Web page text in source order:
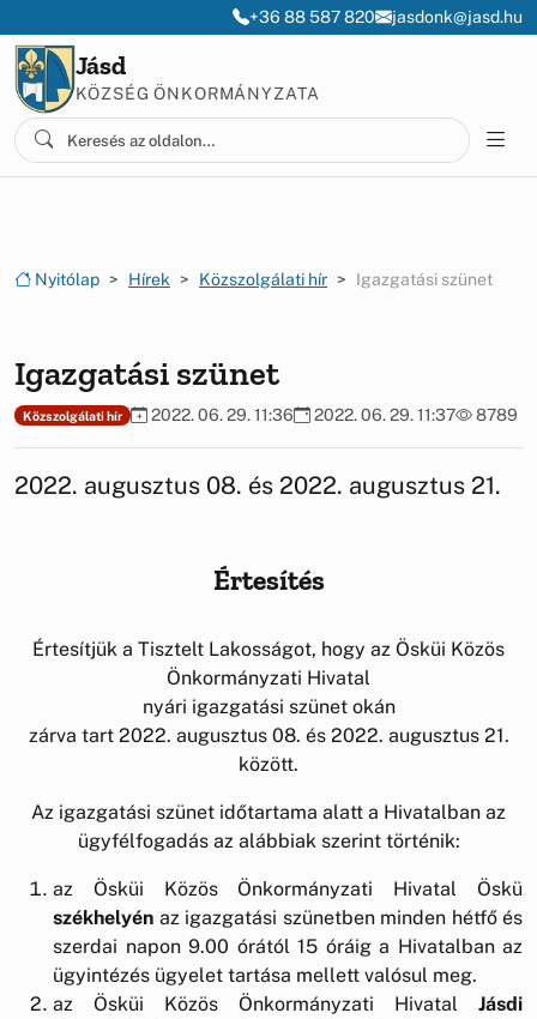
+36 88 587 820 jasdonk@jasd.hu
Jásd
KÖZSÉG ÖNKORMÁNYZATA
Nyitólap Hírek Közszolgálati hír Igazgatási szünet
Igazgatási szünet
Közszolgálati hír 2022. 06. 29. 11:36 2022. 06. 29. 11:37 8789
2022. augusztus 08. és 2022. augusztus 21.
Értesítés
Értesítjük a Tisztelt Lakosságot, hogy az Ösküi Közös
Önkormányzati Hivatal
nyári igazgatási szünet okán
zárva tart 2022. augusztus 08. és 2022. augusztus 21.
között.
Az igazgatási szünet időtartama alatt a Hivatalban az
ügyfélfogadás az alábbiak szerint történik:
az Ösküi Közös Önkormányzati Hivatal Öskü
székhelyén az igazgatási szünetben minden hétfő és
szerdai napon 9.00 órától 15 óráig a Hivatalban az
ügyintézés ügyelet tartása mellett valósul meg.
az Ösküi Közös Önkormányzati Hivatal Jásdi